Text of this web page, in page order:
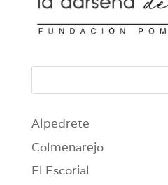
Alpedrete
Colmenarejo
El Escorial